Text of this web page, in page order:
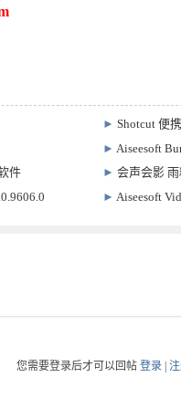
►Shotcut 便
► Aiseesoft
件 ►会声会影
►Aiseesoft
您需要登录后才可以回帖 登录